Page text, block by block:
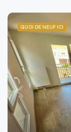
QUOI DE NEUF ICI